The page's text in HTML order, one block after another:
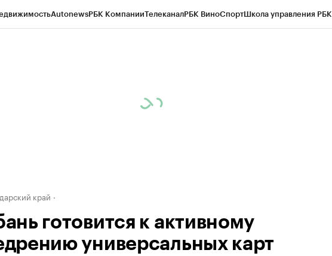
AutonewsРБК КомпанииТелеканалРБК ВиноСпортШкола управления РБК
край
готовится к активному
универсальных карт